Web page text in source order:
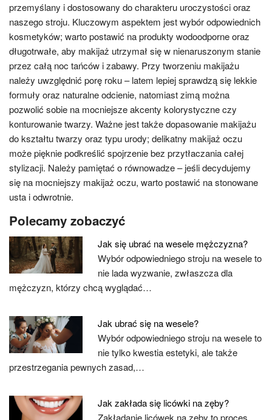
przemyślany i dostosowany do charakteru uroczystości oraz
naszego stroju. Kluczowym aspektem jest wybór odpowiednich
kosmetyków; warto postawić na produkty wodoodporne oraz
długotrwałe, aby makijaż utrzymał się w nienaruszonym stanie
przez całą noc tańców i zabawy. Przy tworzeniu makijażu
należy uwzględnić porę roku – latem lepiej sprawdzą się lekkie
formuły oraz naturalne odcienie, natomiast zimą można
pozwolić sobie na mocniejsze akcenty kolorystyczne czy
konturowanie twarzy. Ważne jest także dopasowanie makijażu
do kształtu twarzy oraz typu urody; delikatny makijaż oczu
może pięknie podkreślić spojrzenie bez przytłaczania całej
stylizacji. Należy pamiętać o równowadze – jeśli decydujemy
się na mocniejszy makijaż oczu, warto postawić na stonowane
usta i odwrotnie.
Polecamy zobaczyć
Jak się ubrać na wesele mężczyzna?
Wybór odpowiedniego stroju na wesele to
nie lada wyzwanie, zwłaszcza dla
mężczyzn, którzy chcą wyglądać…
Jak ubrać się na wesele?
Wybór odpowiedniego stroju na wesele to
nie tylko kwestia estetyki, ale także
przestrzegania pewnych zasad,…
Jak zakłada się licówki na zęby?
Zakładanie licówek na zęby to proces,